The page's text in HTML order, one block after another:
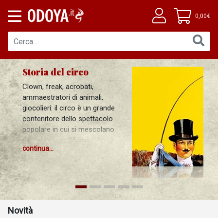
0,00€
Storia del circo
Clown, freak, acrobati,
ammaestratori di animali,
giocolieri: il circo è un grande
contenitore dello spettacolo
popolare in cui si mescolano
discipline e arti diverse. La
trasmissione delle tecniche,
l’esercizio della professione,
l’esito presso il pubblico e la
critica si sono combinati in
modo vario a seconda delle
epoche storiche e delle aree
geografiche di riferimento.
continua...
Novità